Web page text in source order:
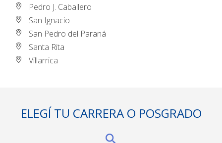
Pedro J. Caballero
San Ignacio
San Pedro del Paraná
Santa Rita
Villarrica
ELEGÍ TU CARRERA O POSGRADO